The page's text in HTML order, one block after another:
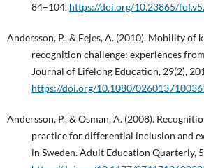
84–104. https://doi.org/10.23865/
Andersson, P., & Fejes, A. (2010). Mobility of
recognition challenge: experiences
Journal of Lifelong Education, 29(2),
https://doi.org/10.1080/
Andersson, P., & Osman, A. (2008).
practice for differential inclusion and
in Sweden. Adult Education Quarterly,